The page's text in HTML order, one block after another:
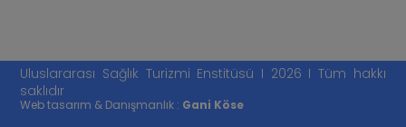
Uluslararası Sağlık Turizmi Enstitüsü I 2026 I Tüm hakkı
saklıdır
Web tasarım & Danışmanlık : Gani Köse